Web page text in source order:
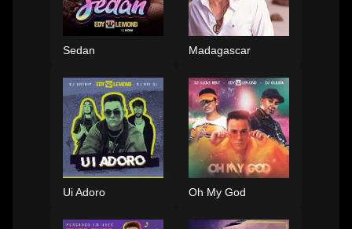
Sedan Madagascar
Ui Adoro Oh My God